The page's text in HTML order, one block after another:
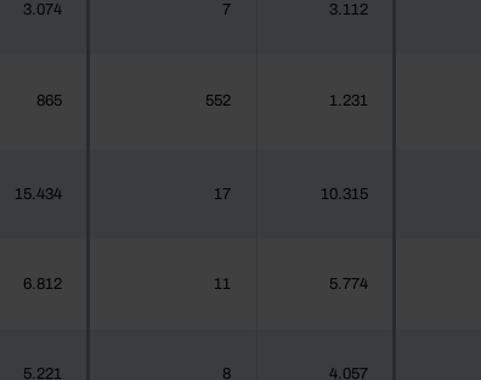
3.074 7 3.112
865 552 1.231
15.434 17 10.315
6.812 11 5.774
5.221 8 4.057